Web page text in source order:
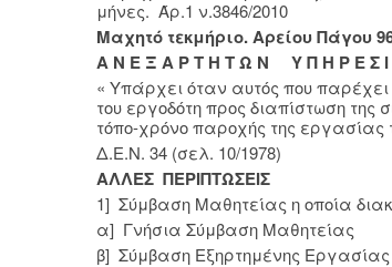
μήνες. Άρ.1 ν.3846/2010
Μαχητό τεκμήριο. Αρείου Πάγου
Α Ν Ε Ξ Α Ρ Τ Η Τ Ω Ν Υ Π Η Ρ Ε Σ
« Υπάρχει όταν αυτός που
του εργοδότη προς διαπίστωση
τόπο-χρόνο παροχής της εργασίας
Δ.Ε.Ν. 34 (σελ. 10/1978)
ΑΛΛΕΣ ΠΕΡΙΠΤΩΣΕΙΣ
1] Σύμβαση Μαθητείας η οποία
α] Γνήσια Σύμβαση Μαθητείας
β] Σύμβαση Εξηρτημένης